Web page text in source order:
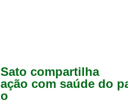
compartilha
com saúde do